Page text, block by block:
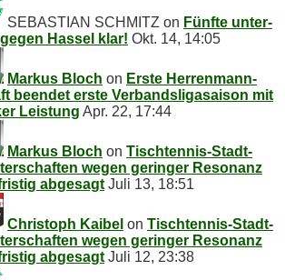
SEBASTIAN SCHMITZ on Fünf­te un­ter­
ge­gen Has­sel klar! Okt. 14, 14:05
Markus Bloch on Ers­te Her­ren­mann­
be­en­det ers­te Ver­bands­li­ga­sai­son mit
Leistung Apr. 22, 17:44
Markus Bloch on Tisch­ten­nis-Stadt­
we­gen ge­rin­ger Re­so­nanz
abgesagt Juli 13, 18:51
Christoph Kaibel on Tisch­ten­nis-Stadt­
we­gen ge­rin­ger Re­so­nanz
abgesagt Juli 12, 23:38